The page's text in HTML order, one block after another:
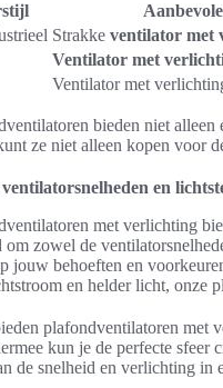
Strakke ventilator met
Ventilator met
Ventilator met
bieden niet
ze niet alleen kopen voor
en
met verlichting
zowel de
jouw behoeften en
en helder licht, onze
plafondventilatoren met
kun je de perfecte
de snelheid en verlichting in